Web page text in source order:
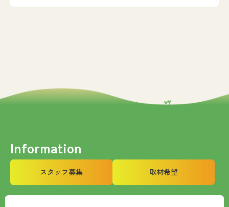
Information
スタッフ募集 取材希望